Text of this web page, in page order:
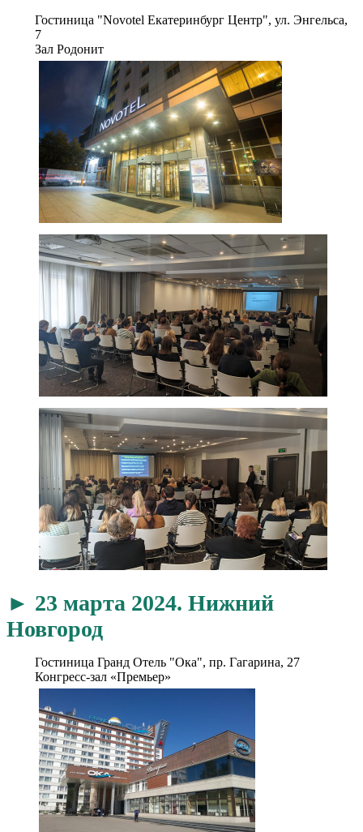
Гостиница "Novotel Екатеринбург Центр", ул. Энгельса,
7
Зал Родонит
► 23 марта 2024. Нижний
Новгород
Гостиница Гранд Отель "Ока", пр. Гагарина, 27
Конгресс-зал «Премьер»